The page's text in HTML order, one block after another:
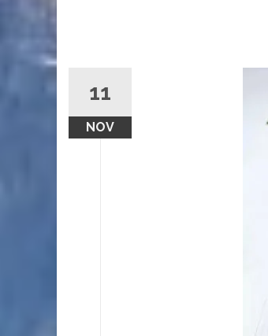
11
NOV